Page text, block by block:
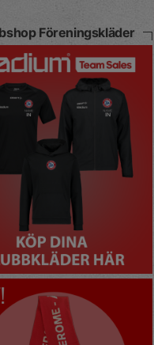
Föreningskläder